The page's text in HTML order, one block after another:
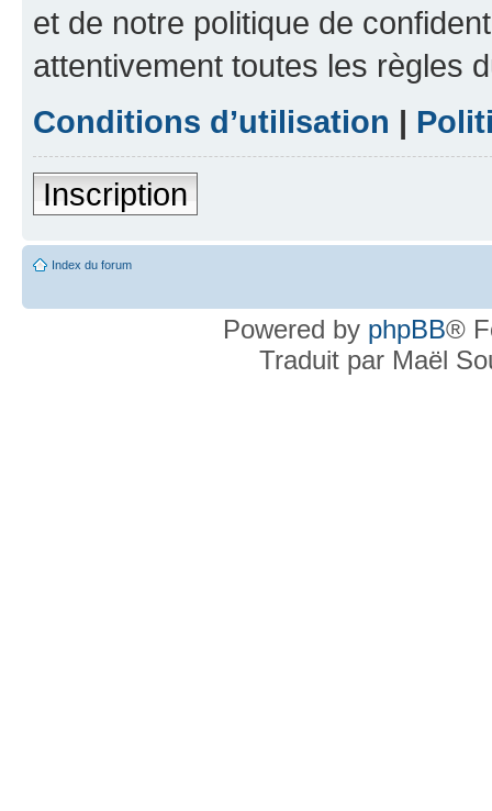
et de notre politique de
attentivement toutes les règles
Conditions d’utilisation |
Inscription
Index du forum
Powered by phpBB®
Traduit par Maël